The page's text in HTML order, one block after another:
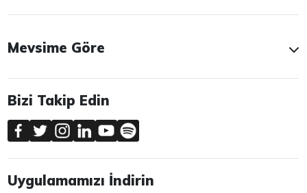
Mevsime Göre
Bizi Takip Edin
Uygulamamızı İndirin